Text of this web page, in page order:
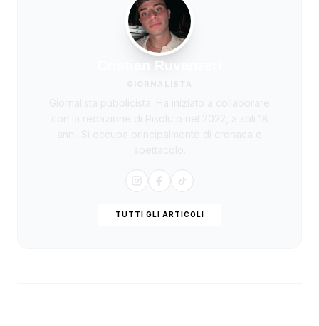
Cristian Ruvanzeri
TUTTI GLI ARTICOLI